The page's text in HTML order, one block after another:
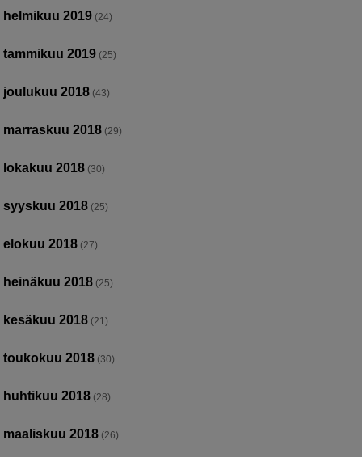
helmikuu 2019 (24)
tammikuu 2019 (25)
joulukuu 2018 (43)
marraskuu 2018 (29)
lokakuu 2018 (30)
syyskuu 2018 (25)
elokuu 2018 (27)
heinäkuu 2018 (25)
kesäkuu 2018 (21)
toukokuu 2018 (30)
huhtikuu 2018 (28)
maaliskuu 2018 (26)